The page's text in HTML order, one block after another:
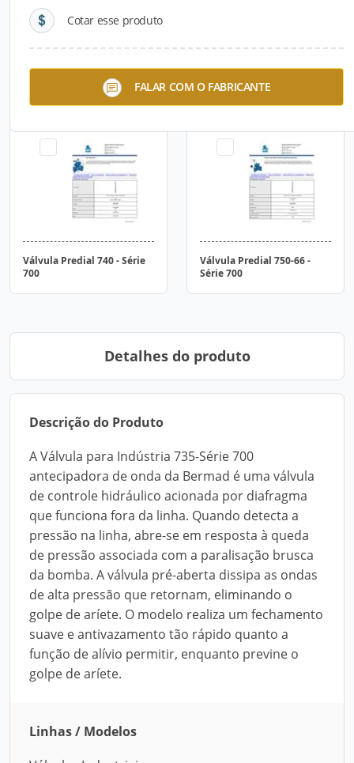
Cotar esse produto
FALAR COM O FABRICANTE
Válvula Predial 730 - Série
700
Válvula Predial 740 - Série
700
Válvula Predial 750-66 -
Série 700
Detalhes do produto
Descrição do Produto
A Válvula para Indústria 735-Série 700
antecipadora de onda da Bermad é uma válvula
de controle hidráulico acionada por diafragma
que funciona fora da linha. Quando detecta a
pressão na linha, abre-se em resposta à queda
de pressão associada com a paralisação brusca
da bomba. A válvula pré-aberta dissipa as ondas
de alta pressão que retornam, eliminando o
golpe de aríete. O modelo realiza um fechamento
suave e antivazamento tão rápido quanto a
função de alívio permitir, enquanto previne o
golpe de aríete.
Linhas / Modelos